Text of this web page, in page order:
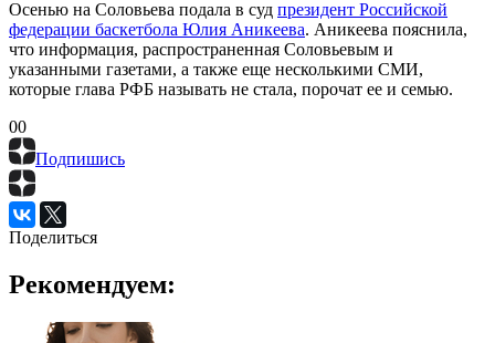
Осенью на Соловьева подала в суд президент Российской
федерации баскетбола Юлия Аникеева. Аникеева пояснила,
что информация, распространенная Соловьевым и
указанными газетами, а также еще несколькими СМИ,
которые глава РФБ называть не стала, порочат ее и семью.
00
Подпишись
Поделиться
Рекомендуем: